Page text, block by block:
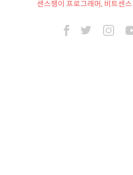
센스쟁이 프로그래머, 비트센스